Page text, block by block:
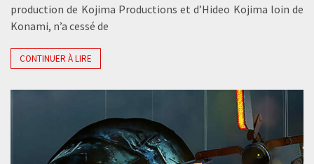
production de Kojima Productions et d’Hideo Kojima loin de
Konami, n’a cessé de
CONTINUER À LIRE